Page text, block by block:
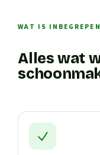
WAT IS INBEGREPEN
Alles wat